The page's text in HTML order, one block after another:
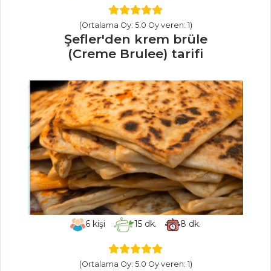
Reyhan Şerbeti
İçecekler Tüm
Tarifleri
MASTERCHEF
Ustasından üç
şef tabağı
'sonsuzluk' nasıl
yapılır?
En lezzetli
kalamar dolması
nasıl yapılır?
Çok pratik talaş
böreği tarifi ve püf
noktaları...
(Ortalama Oy: 5.0 Oy veren: 1)
Şefler'den krem brüle
(Creme Brulee) tarifi
6kişi 15 dk. 8 dk.
(Ortalama Oy: 5.0 Oy veren: 1)